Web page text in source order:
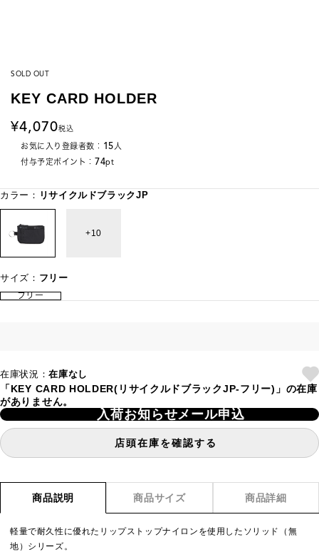
SOLD OUT
KEY CARD HOLDER
4,070税込
お気に入り登録者数： 15人
付与予定ポイント： 74pt
カラー： リサイクルドブラックJP
10
サイズ： フリー
フリー
在庫状況：在庫なし
「KEY CARD HOLDER(リサイクルドブラックJP-フリー)」の在庫
がありません。
入荷お知らせメール申込
店頭在庫を確認する
商品説明 商品サイズ 商品詳細
軽量で耐久性に優れたリップストップナイロンを使用したソリッド（無
地）シリーズ。